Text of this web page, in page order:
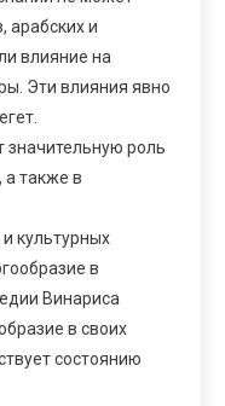
арабских и
влияние на
Эти влияния явно
значительную роль
а также в
культурных
в
Винариса
в своих
состоянию